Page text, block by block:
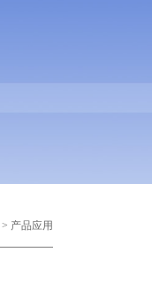
> 产品应用